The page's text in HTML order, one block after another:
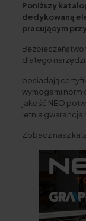
Poniższy
dedykowaną
pracującym
Bezpieczeństwo
dlatego
posiadają
wymogami norm
jakość NEO
letnia gwarancja
Zobacz nasz